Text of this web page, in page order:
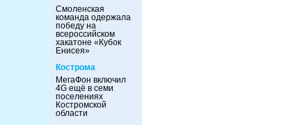
Смоленская
команда одержала
победу на
всероссийском
хакатоне «Кубок
Енисея»
Кострома
МегаФон включил
4G ещё в семи
поселениях
Костромской
области